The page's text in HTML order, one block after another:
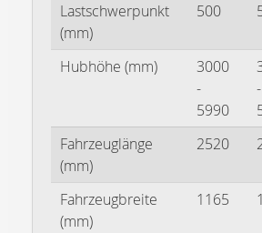
Lastschwerpunkt
(mm)
500
Hubhöhe (mm)
3000
-
5990
-
Fahrzeuglänge
(mm)
2520
Fahrzeugbreite
(mm)
1165